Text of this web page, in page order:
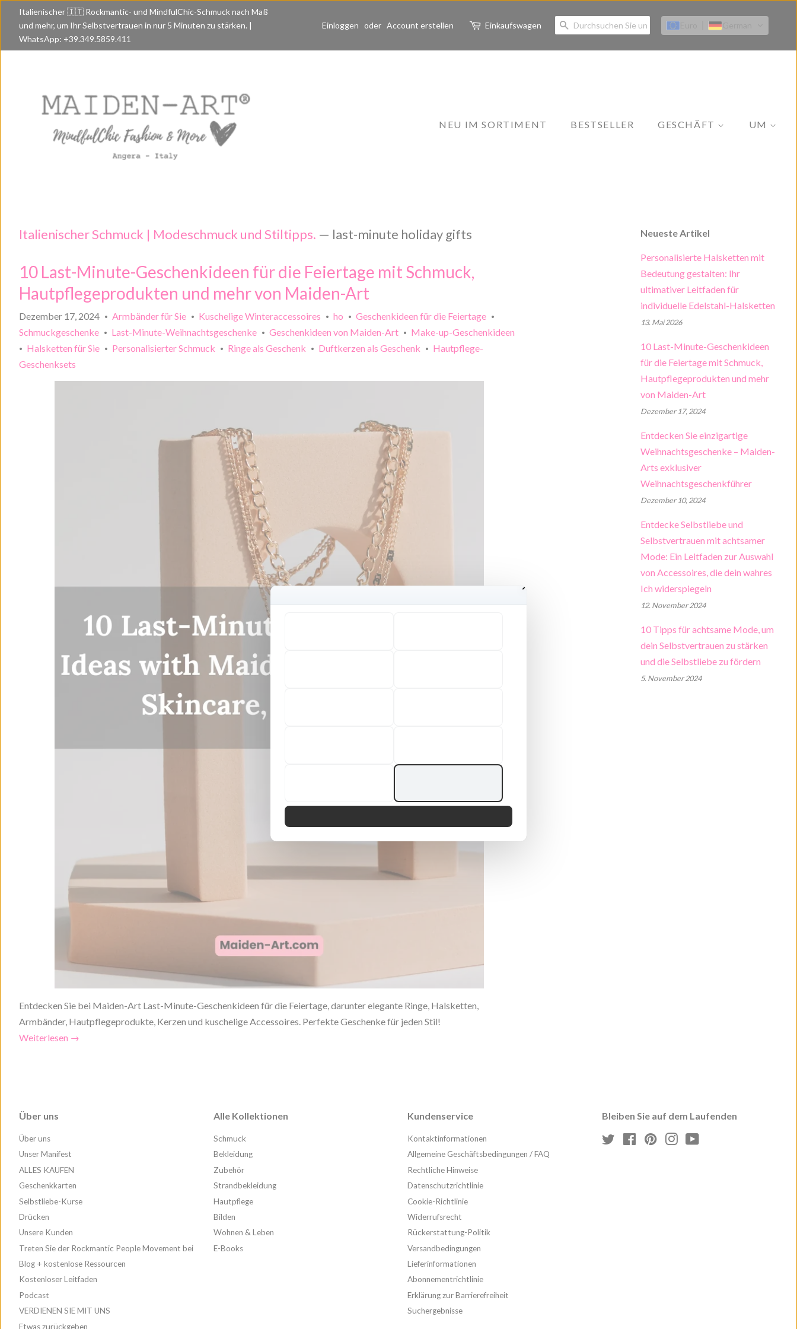
Italienischer 🇮🇹 Rockmantic- und MindfulChic-Schmuck nach Maß
und mehr, um Ihr Selbstvertrauen in nur 5 Minuten zu stärken. |
WhatsApp: +39.349.5859.411
Einloggen oder Account erstellen Einkaufswagen SUCHEN
NEU IM SORTIMENT BESTSELLER GESCHÄFT
Zubehör
Hautpflege
Bilden
Wohnen & Leben
E-Books
UM
Italienischer Schmuck | Modeschmuck und Stiltipps. — last-minute holiday gifts
10 Last-Minute-Geschenkideen für die Feiertage mit Schmuck,
Hautpflegeprodukten und mehr von Maiden-Art
Dezember 17, 2024 • Armbänder für Sie • Kuschelige Winteraccessoires • ho • Geschenkideen für die Feiertage •
Schmuckgeschenke • Last-Minute-Weihnachtsgeschenke • Geschenkideen von Maiden-Art • Make-up-Geschenkideen
• Halsketten für Sie • Personalisierter Schmuck • Ringe als Geschenk • Duftkerzen als Geschenk •
Hautpflege-
Geschenksets
Entdecken Sie bei Maiden-Art Last-Minute-Geschenkideen für die Feiertage, darunter elegante Ringe, Halsketten,
Armbänder, Hautpflegeprodukte, Kerzen und kuschelige Accessoires. Perfekte Geschenke für jeden Stil!
Weiterlesen →
Neueste Artikel
Personalisierte Halsketten mit
Bedeutung gestalten: Ihr
ultimativer Leitfaden für
individuelle Edelstahl-Halsketten
13. Mai 2026
10 Last-Minute-Geschenkideen
für die Feiertage mit Schmuck,
Hautpflegeprodukten und mehr
von Maiden-Art
Dezember 17, 2024
Entdecken Sie einzigartige
Weihnachtsgeschenke – Maiden-
Arts exklusiver
Weihnachtsgeschenkführer
Dezember 10, 2024
Entdecke Selbstliebe und
Selbstvertrauen mit achtsamer
Mode: Ein Leitfaden zur Auswahl
von Accessoires, die dein wahres
Ich widerspiegeln
12. November 2024
10 Tipps für achtsame Mode, um
dein Selbstvertrauen zu stärken
und die Selbstliebe zu fördern
5. November 2024
Über uns
Über uns
Unser Manifest
ALLES KAUFEN
Geschenkkarten
Selbstliebe-Kurse
Drücken
Unsere Kunden
Treten Sie der Rockmantic People Movement bei
Blog + kostenlose Ressourcen
Kostenloser Leitfaden
Podcast
VERDIENEN SIE MIT UNS
Etwas zurückgeben
Alle Kollektionen
Schmuck
Bekleidung
Zubehör
Strandbekleidung
Hautpflege
Bilden
Wohnen & Leben
E-Books
Kundenservice
Kontaktinformationen
Allgemeine Geschäftsbedingungen / FAQ
Rechtliche Hinweise
Datenschutzrichtlinie
Cookie-Richtlinie
Widerrufsrecht
Rückerstattung-Politik
Versandbedingungen
Lieferinformationen
Abonnementrichtlinie
Erklärung zur Barrierefreiheit
Suchergebnisse
Bleiben Sie auf dem Laufenden
Twitter FacebookPinterestInstagram